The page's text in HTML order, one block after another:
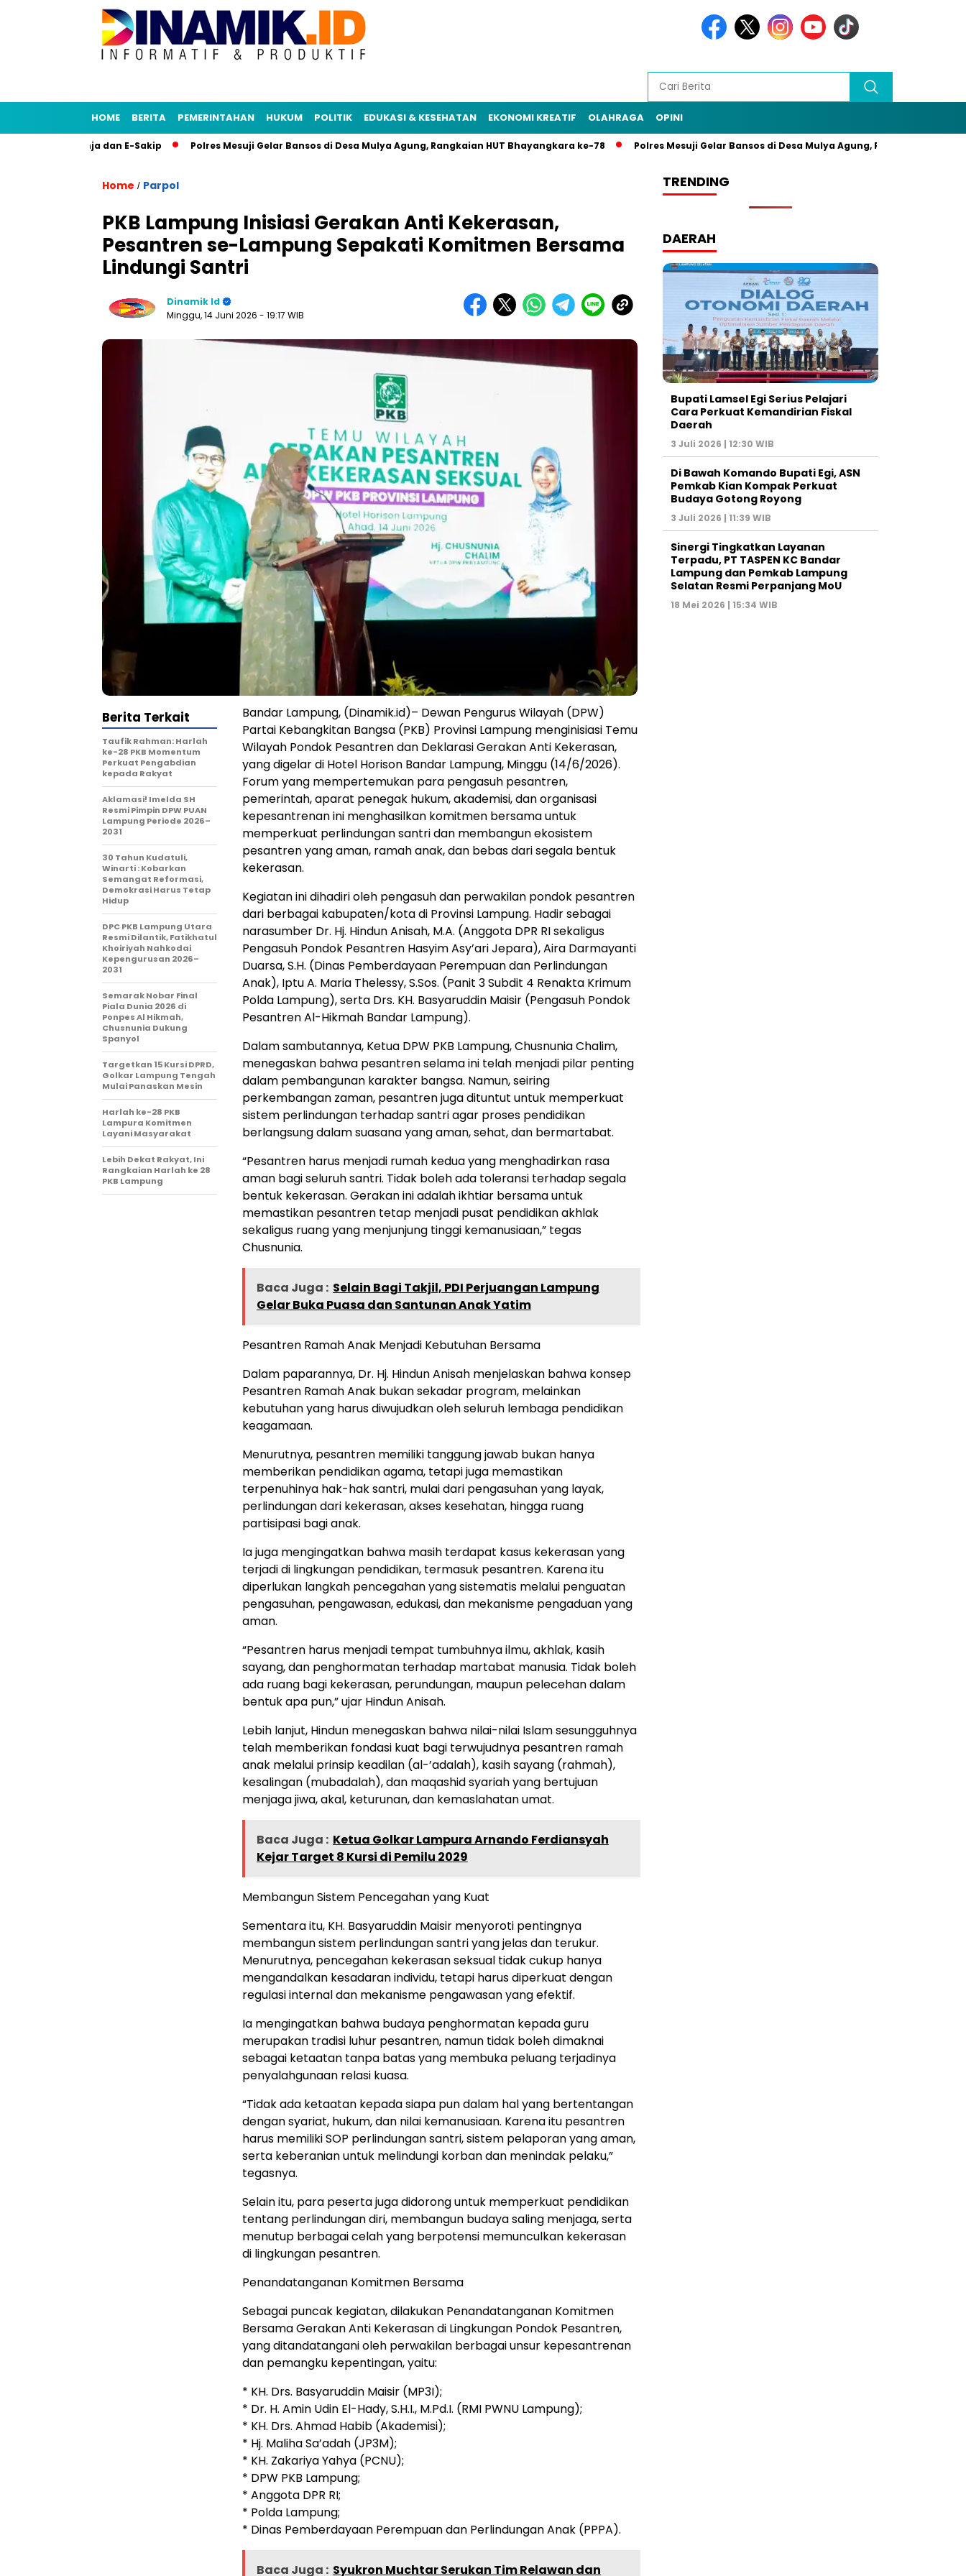
HOME BERITA PEMERINTAHAN HUKUM POLITIK EDUKASI & KESEHATAN EKONOMI KREATIF OLAHRAGA OPINI
Senja dan E-Sakip Polres Mesuji Gelar Bansos di Desa Mulya Agung, Rangkaian HUT Bhayangkara ke-78 Polres Mesuji Gelar Bansos di Desa Mulya Agung, Rangkaian HUT
Home / Parpol
PKB Lampung Inisiasi Gerakan Anti Kekerasan,
Pesantren se-Lampung Sepakati Komitmen Bersama
Lindungi Santri
Dinamik Id
Minggu, 14 Juni 2026 - 19:17 WIB
Bandar Lampung, (Dinamik.id)– Dewan Pengurus Wilayah (DPW)
Partai Kebangkitan Bangsa (PKB) Provinsi Lampung menginisiasi Temu
Wilayah Pondok Pesantren dan Deklarasi Gerakan Anti Kekerasan,
yang digelar di Hotel Horison Bandar Lampung, Minggu (14/6/2026).
Forum yang mempertemukan para pengasuh pesantren,
pemerintah, aparat penegak hukum, akademisi, dan organisasi
kepesantrenan ini menghasilkan komitmen bersama untuk
memperkuat perlindungan santri dan membangun ekosistem
pesantren yang aman, ramah anak, dan bebas dari segala bentuk
kekerasan.
Kegiatan ini dihadiri oleh pengasuh dan perwakilan pondok pesantren
dari berbagai kabupaten/kota di Provinsi Lampung. Hadir sebagai
narasumber Dr. Hj. Hindun Anisah, M.A. (Anggota DPR RI sekaligus
Pengasuh Pondok Pesantren Hasyim Asy’ari Jepara), Aira Darmayanti
Duarsa, S.H. (Dinas Pemberdayaan Perempuan dan Perlindungan
Anak), Iptu A. Maria Thelessy, S.Sos. (Panit 3 Subdit 4 Renakta Krimum
Polda Lampung), serta Drs. KH. Basyaruddin Maisir (Pengasuh Pondok
Pesantren Al-Hikmah Bandar Lampung).
Dalam sambutannya, Ketua DPW PKB Lampung, Chusnunia Chalim,
menegaskan bahwa pesantren selama ini telah menjadi pilar penting
dalam pembangunan karakter bangsa. Namun, seiring
perkembangan zaman, pesantren juga dituntut untuk memperkuat
sistem perlindungan terhadap santri agar proses pendidikan
berlangsung dalam suasana yang aman, sehat, dan bermartabat.
“Pesantren harus menjadi rumah kedua yang menghadirkan rasa
aman bagi seluruh santri. Tidak boleh ada toleransi terhadap segala
bentuk kekerasan. Gerakan ini adalah ikhtiar bersama untuk
memastikan pesantren tetap menjadi pusat pendidikan akhlak
sekaligus ruang yang menjunjung tinggi kemanusiaan,” tegas
Chusnunia.
Baca Juga : Selain Bagi Takjil, PDI Perjuangan Lampung
Gelar Buka Puasa dan Santunan Anak Yatim
Pesantren Ramah Anak Menjadi Kebutuhan Bersama
Dalam paparannya, Dr. Hj. Hindun Anisah menjelaskan bahwa konsep
Pesantren Ramah Anak bukan sekadar program, melainkan
kebutuhan yang harus diwujudkan oleh seluruh lembaga pendidikan
keagamaan.
Menurutnya, pesantren memiliki tanggung jawab bukan hanya
memberikan pendidikan agama, tetapi juga memastikan
terpenuhinya hak-hak santri, mulai dari pengasuhan yang layak,
perlindungan dari kekerasan, akses kesehatan, hingga ruang
partisipasi bagi anak.
Ia juga mengingatkan bahwa masih terdapat kasus kekerasan yang
terjadi di lingkungan pendidikan, termasuk pesantren. Karena itu
diperlukan langkah pencegahan yang sistematis melalui penguatan
pengasuhan, pengawasan, edukasi, dan mekanisme pengaduan yang
aman.
“Pesantren harus menjadi tempat tumbuhnya ilmu, akhlak, kasih
sayang, dan penghormatan terhadap martabat manusia. Tidak boleh
ada ruang bagi kekerasan, perundungan, maupun pelecehan dalam
bentuk apa pun,” ujar Hindun Anisah.
Lebih lanjut, Hindun menegaskan bahwa nilai-nilai Islam sesungguhnya
telah memberikan fondasi kuat bagi terwujudnya pesantren ramah
anak melalui prinsip keadilan (al-’adalah), kasih sayang (rahmah),
kesalingan (mubadalah), dan maqashid syariah yang bertujuan
menjaga jiwa, akal, keturunan, dan kemaslahatan umat.
Baca Juga : Ketua Golkar Lampura Arnando Ferdiansyah
Kejar Target 8 Kursi di Pemilu 2029
Membangun Sistem Pencegahan yang Kuat
Sementara itu, KH. Basyaruddin Maisir menyoroti pentingnya
membangun sistem perlindungan santri yang jelas dan terukur.
Menurutnya, pencegahan kekerasan seksual tidak cukup hanya
mengandalkan kesadaran individu, tetapi harus diperkuat dengan
regulasi internal dan mekanisme pengawasan yang efektif.
Ia mengingatkan bahwa budaya penghormatan kepada guru
merupakan tradisi luhur pesantren, namun tidak boleh dimaknai
sebagai ketaatan tanpa batas yang membuka peluang terjadinya
penyalahgunaan relasi kuasa.
“Tidak ada ketaatan kepada siapa pun dalam hal yang bertentangan
dengan syariat, hukum, dan nilai kemanusiaan. Karena itu pesantren
harus memiliki SOP perlindungan santri, sistem pelaporan yang aman,
serta keberanian untuk melindungi korban dan menindak pelaku,”
tegasnya.
Selain itu, para peserta juga didorong untuk memperkuat pendidikan
tentang perlindungan diri, membangun budaya saling menjaga, serta
menutup berbagai celah yang berpotensi memunculkan kekerasan
di lingkungan pesantren.
Penandatanganan Komitmen Bersama
Sebagai puncak kegiatan, dilakukan Penandatanganan Komitmen
Bersama Gerakan Anti Kekerasan di Lingkungan Pondok Pesantren,
yang ditandatangani oleh perwakilan berbagai unsur kepesantrenan
dan pemangku kepentingan, yaitu:
* KH. Drs. Basyaruddin Maisir (MP3I);
* Dr. H. Amin Udin El-Hady, S.H.I., M.Pd.I. (RMI PWNU Lampung);
* KH. Drs. Ahmad Habib (Akademisi);
* Hj. Maliha Sa’adah (JP3M);
* KH. Zakariya Yahya (PCNU);
* DPW PKB Lampung;
* Anggota DPR RI;
* Polda Lampung;
* Dinas Pemberdayaan Perempuan dan Perlindungan Anak (PPPA).
Baca Juga : Syukron Muchtar Serukan Tim Relawan dan
Berita Terkait
Taufik Rahman: Harlah
ke-28 PKB Momentum
Perkuat Pengabdian
kepada Rakyat
Aklamasi! Imelda SH
Resmi Pimpin DPW PUAN
Lampung Periode 2026–
2031
30 Tahun Kudatuli,
Winarti : Kobarkan
Semangat Reformasi,
Demokrasi Harus Tetap
Hidup
DPC PKB Lampung Utara
Resmi Dilantik, Fatikhatul
Khoiriyah Nahkodai
Kepengurusan 2026–
2031
Semarak Nobar Final
Piala Dunia 2026 di
Ponpes Al Hikmah,
Chusnunia Dukung
Spanyol
Targetkan 15 Kursi DPRD,
Golkar Lampung Tengah
Mulai Panaskan Mesin
Harlah ke-28 PKB
Lampura Komitmen
Layani Masyarakat
Lebih Dekat Rakyat, Ini
Rangkaian Harlah ke 28
PKB Lampung
TRENDING
DAERAH
Bupati Lamsel Egi Serius Pelajari
Cara Perkuat Kemandirian Fiskal
Daerah
3 Juli 2026 | 12:30 WIB
Di Bawah Komando Bupati Egi, ASN
Pemkab Kian Kompak Perkuat
Budaya Gotong Royong
3 Juli 2026 | 11:39 WIB
Sinergi Tingkatkan Layanan
Terpadu, PT TASPEN KC Bandar
Lampung dan Pemkab Lampung
Selatan Resmi Perpanjang MoU
18 Mei 2026 | 15:34 WIB